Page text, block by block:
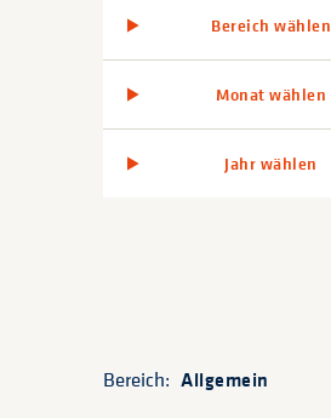
Bereich wählen
Monat wählen
Jahr wählen
Bereich: Allgemein